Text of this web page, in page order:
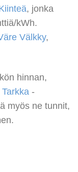
, jonka
kWh.
Välkky,
hinnan,
-
myös ne tunnit,